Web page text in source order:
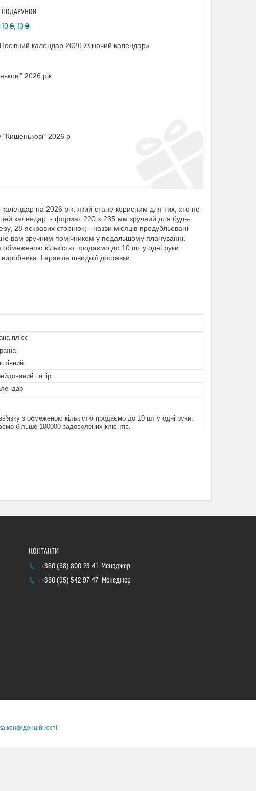
₴, 10 ₴
календар 2026 Жіночий календар»
2026 рік
"Кишенькові" 2026 р
на 2026 рік, який стане корисним для тих, хто не
календар: - формат 220 х 235 мм зручний для будь-
28 яскравих сторінок; - назви місяців продубльовані
вам зручним помічником у подальшому плануванні.
кількістю продаємо до 10 шт у одні руки.
Гарантія швидкої доставки.
плюс
папір
з обмеженою кількістю продаємо до 10 шт у одні руки.
більше 100000 задоволених клієнтів.
+380 (68) 800-23-41 Менеджер
+380 (95) 542-97-47 Менеджер
конфіденційності